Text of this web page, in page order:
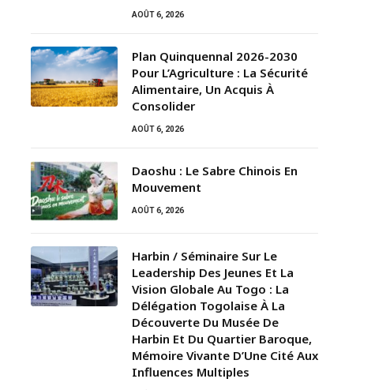
AOÛT 6, 2026
Plan Quinquennal 2026-2030
Pour L’Agriculture : La Sécurité
Alimentaire, Un Acquis À
Consolider
AOÛT 6, 2026
Daoshu : Le Sabre Chinois En
Mouvement
AOÛT 6, 2026
Harbin / Séminaire Sur Le
Leadership Des Jeunes Et La
Vision Globale Au Togo : La
Délégation Togolaise À La
Découverte Du Musée De
Harbin Et Du Quartier Baroque,
Mémoire Vivante D’Une Cité Aux
Influences Multiples